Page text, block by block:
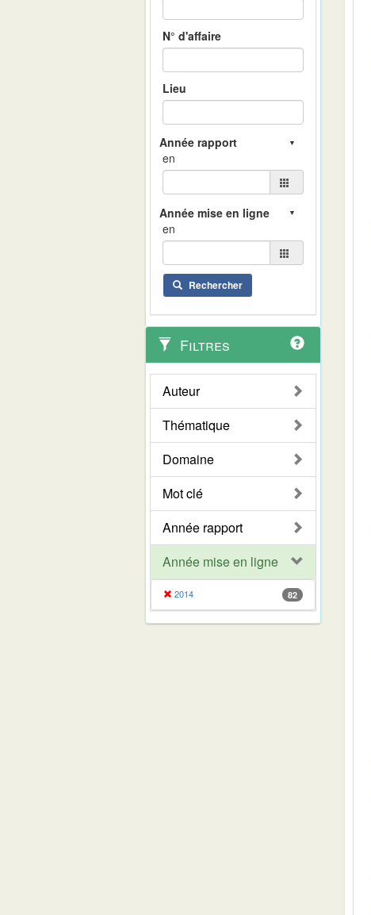
N° d'affaire
Lieu
en
en
Rechercher
Filtres
Auteur
Thématique
Domaine
Mot clé
Année rapport
Année mise en ligne
2014 82